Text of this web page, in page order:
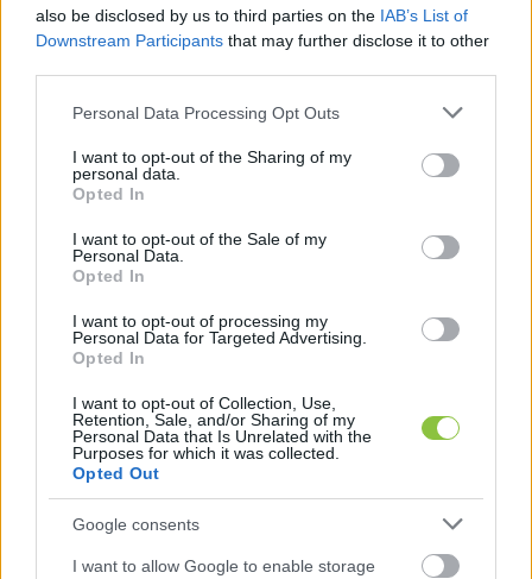
also be disclosed by us to third parties on the IAB’s List of
Downstream Participants that may further disclose it to other
Please note that this website/app uses one or more Google
not limited to your visit or usage behaviour. You may click to
grant or deny consent to Google and its third-party tags to
use your data for below specified purposes in below Google
consent section.
Personal Data Processing Opt Outs
I want to opt-out of the Sharing of my
personal data.
Opted In
I want to opt-out of the Sale of my
Personal Data.
Opted In
I want to opt-out of processing my
Personal Data for Targeted Advertising.
Opted In
I want to opt-out of Collection, Use,
Retention, Sale, and/or Sharing of my
Personal Data that Is Unrelated with the
Purposes for which it was collected.
Opted Out
Google consents
I want to allow Google to enable storage
„Nem állunk jól. Nem állunk jól” –
állította harcosait
Vastaps és üdvrivalgás fogadta Orbán Viktort vasárnap
dél körül, amikor színpadra lépett a Harcosok Klubja
zánkai edzőtáborában - számolt be az eseményről
Lapszemle 2025. 10. 20.